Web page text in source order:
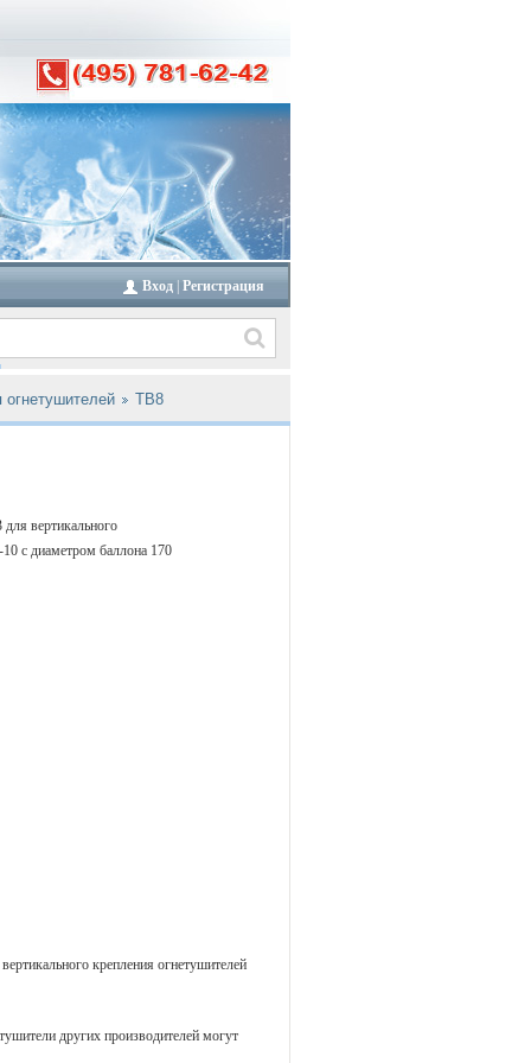
Вход Регистрация
ТВ8
вертикального
с диаметром баллона 170
крепления огнетушителей
других производителей могут